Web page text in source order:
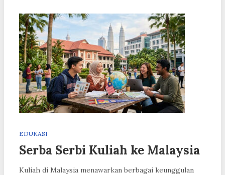
EDUKASI
Serba Serbi Kuliah ke Malaysia
Kuliah di Malaysia menawarkan berbagai keunggulan